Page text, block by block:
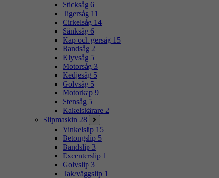
Sticksåg 6
Tigersåg 11
Cirkelsåg 14
Sänksåg 6
Kap och gersåg 15
Bandsåg 2
Klyvsåg 5
Motorsåg 3
Kedjesåg 5
Golvsåg 5
Motorkap 9
Stensåg 5
Kakelskärare 2
Slipmaskin 28
Vinkelslip 15
Betongslip 5
Bandslip 3
Excenterslip 1
Golvslip 3
Tak/väggslip 1